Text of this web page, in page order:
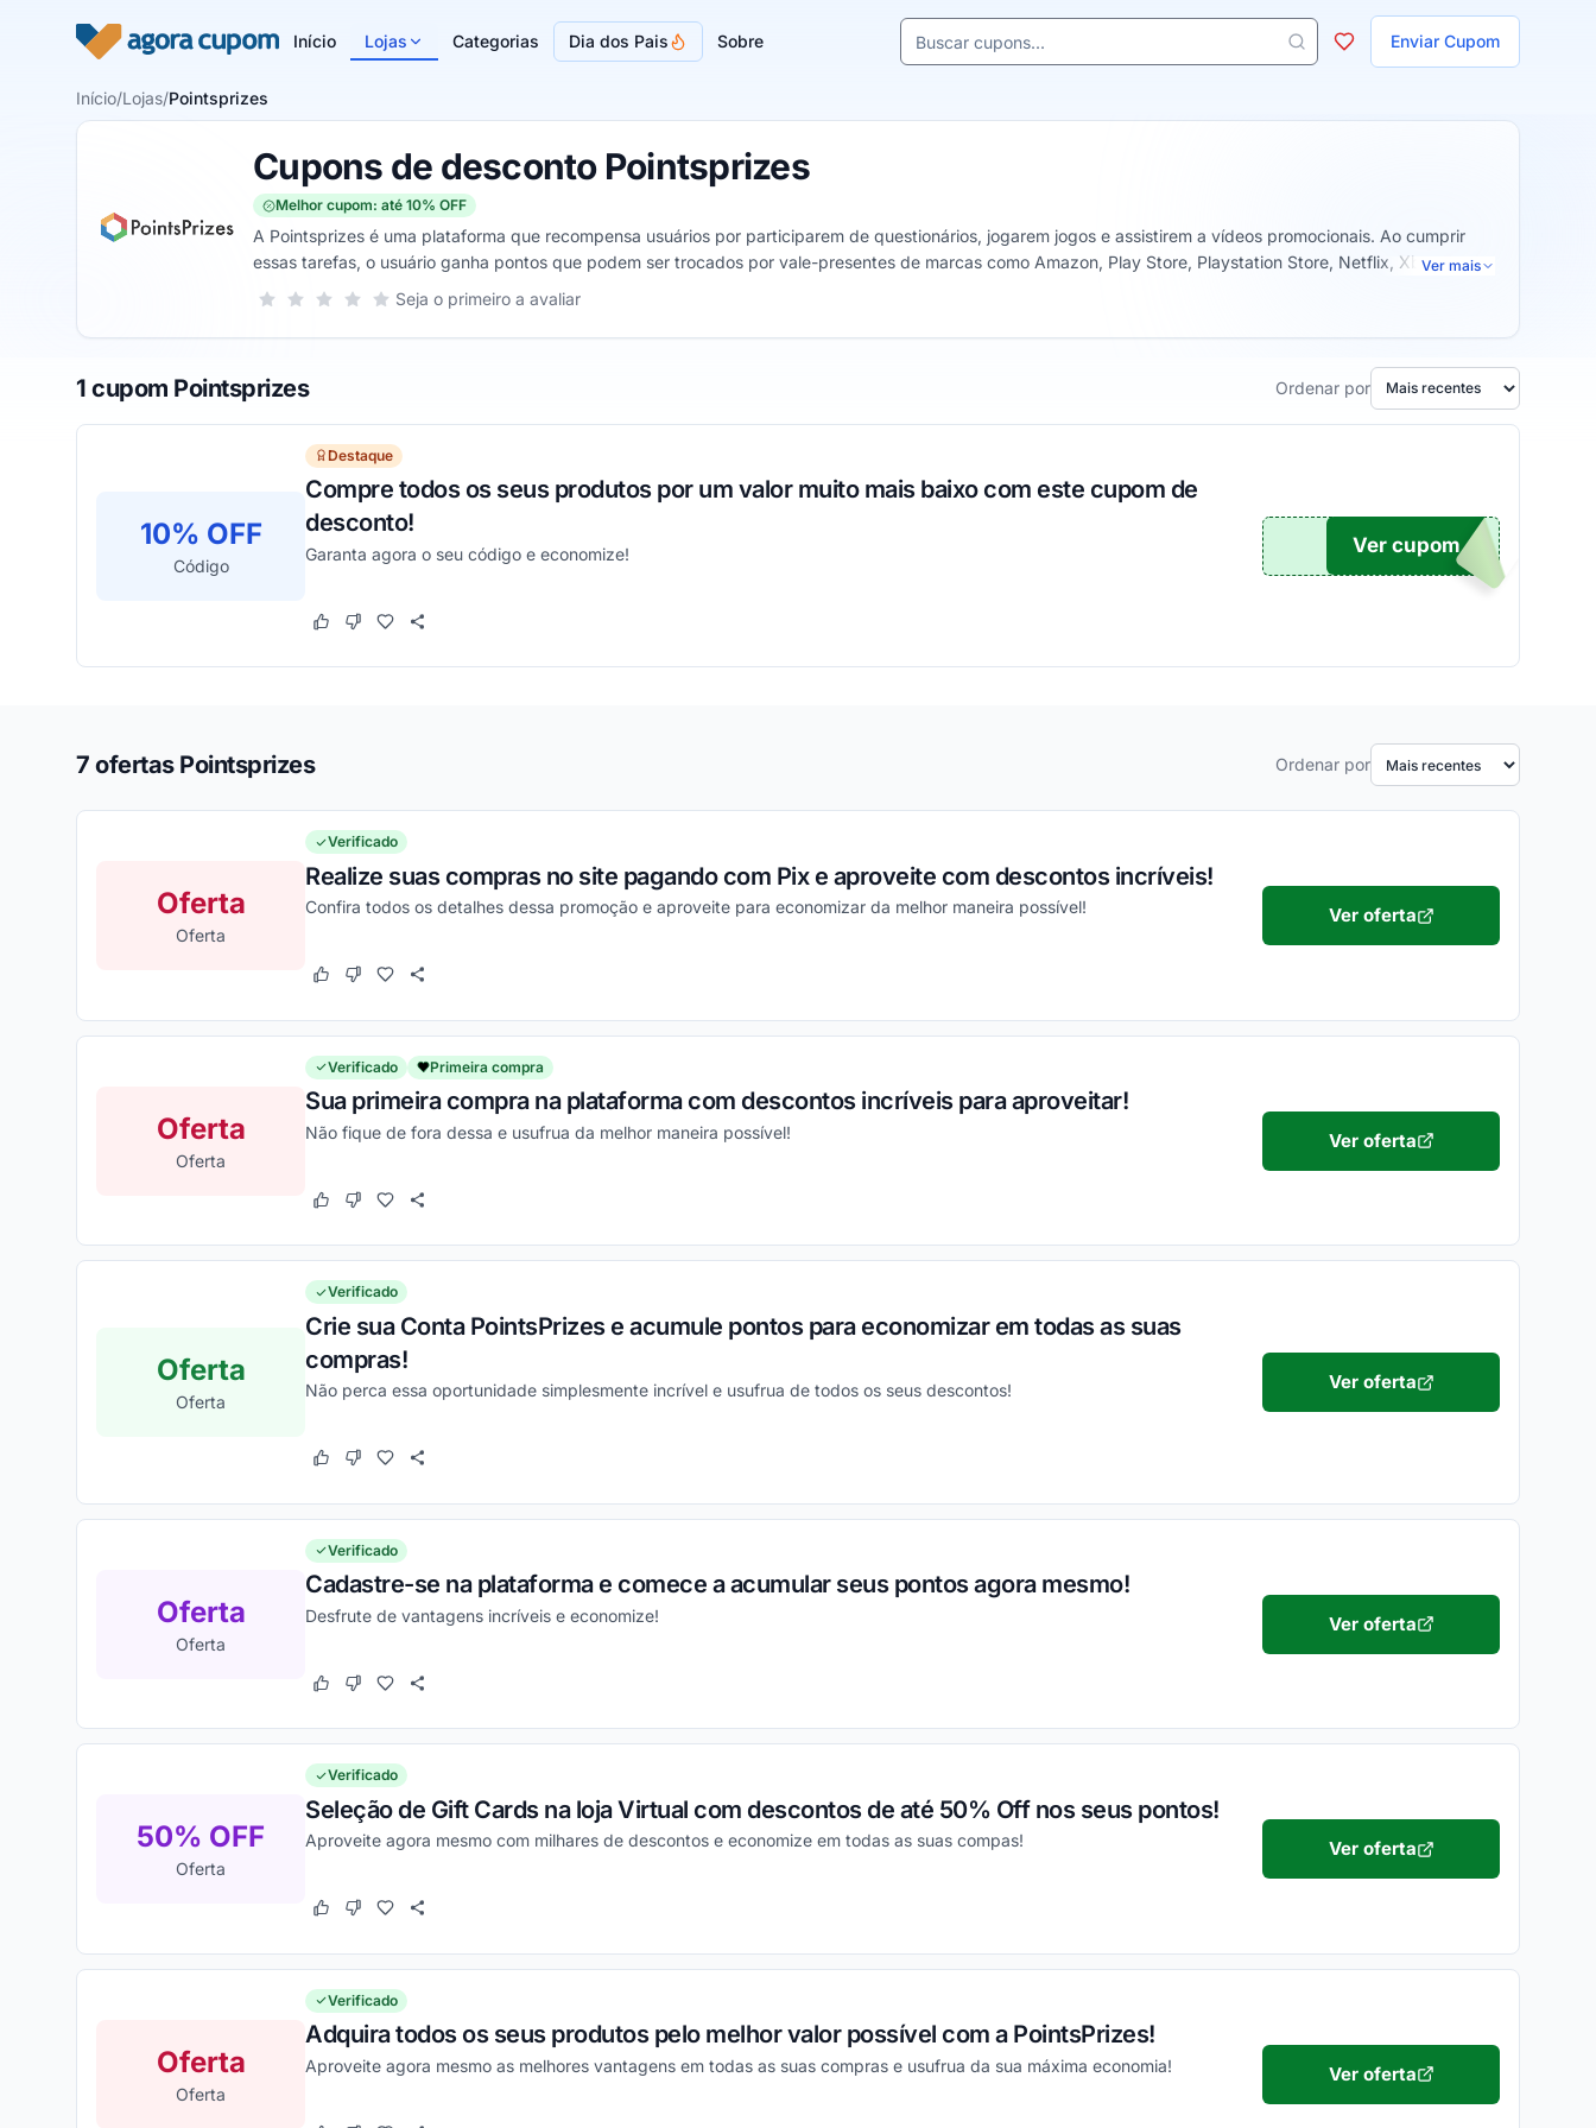
Início Lojas Categorias Dia dos Pais Sobre Enviar Cupom
Buscar cupons e lojas
Início/Lojas/Pointsprizes
Cupons de desconto Pointsprizes
Melhor cupom: até 10% OFF
A Pointsprizes é uma plataforma que recompensa usuários por participarem de questionários, jogarem jogos e assistirem a vídeos promocionais. Ao cumprir
essas tarefas, o usuário ganha pontos que podem ser trocados por vale-presentes de marcas como Amazon, Play Store, Playstation Store, Netflix, Xbox,
Nintendo, etc.
Ver mais
Sua nota para Pointsprizes, de 1 a 5 estrelas
5 estrelas
4 estrelas
3 estrelas
2 estrelas
1 estrela Seja o primeiro a avaliar
1 cupom Pointsprizes Ordenar por
10% OFF
Código
Destaque
Compre todos os seus produtos por um valor muito mais baixo com este cupom de
desconto!
Garanta agora o seu código e economize!
Este cupom funcionou
Este cupom não funcionou
DIGO
Ver cupom
7 ofertas Pointsprizes Ordenar por
Oferta
Oferta
Verificado
Realize suas compras no site pagando com Pix e aproveite com descontos incríveis!
Confira todos os detalhes dessa promoção e aproveite para economizar da melhor maneira possível!
Este cupom funcionou
Este cupom não funcionou
Ver oferta
Oferta
Oferta
Verificado Primeira compra
Sua primeira compra na plataforma com descontos incríveis para aproveitar!
Não fique de fora dessa e usufrua da melhor maneira possível!
Este cupom funcionou
Este cupom não funcionou
Ver oferta
Oferta
Oferta
Verificado
Crie sua Conta PointsPrizes e acumule pontos para economizar em todas as suas
compras!
Não perca essa oportunidade simplesmente incrível e usufrua de todos os seus descontos!
Este cupom funcionou
Este cupom não funcionou
Ver oferta
Oferta
Oferta
Verificado
Cadastre-se na plataforma e comece a acumular seus pontos agora mesmo!
Desfrute de vantagens incríveis e economize!
Este cupom funcionou
Este cupom não funcionou
Ver oferta
50% OFF
Oferta
Verificado
Seleção de Gift Cards na loja Virtual com descontos de até 50% Off nos seus pontos!
Aproveite agora mesmo com milhares de descontos e economize em todas as suas compas!
Este cupom funcionou
Este cupom não funcionou
Ver oferta
Oferta
Oferta
Verificado
Adquira todos os seus produtos pelo melhor valor possível com a PointsPrizes!
Aproveite agora mesmo as melhores vantagens em todas as suas compras e usufrua da sua máxima economia! Ver oferta